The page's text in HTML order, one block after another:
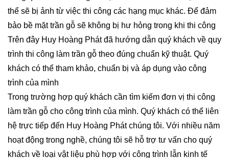
thể sẽ bị ảnh từ việc thi công các hạng mục khác. Để đảm
bảo bề mặt trần gỗ sẽ không bị hư hỏng trong khi thi công
Trên đây Huy Hoàng Phát đã hướng dẫn quý khách về quy
trình thi công làm trần gỗ theo đúng chuẩn kỹ thuật. Quý
khách có thể tham khảo, chuẩn bị và áp dụng vào công
trình của mình
Trong trường hợp quý khách cần tìm kiếm đơn vị thi công
làm trần gỗ cho công trình của mình. Quý khách có thể liên
hệ trực tiếp đến Huy Hoàng Phát chúng tôi. Với nhiều năm
hoạt động trong nghề, chúng tôi sẽ hỗ trợ tư vấn cho quý
khách về loại vật liệu phù hợp với công trình lẫn kinh tế